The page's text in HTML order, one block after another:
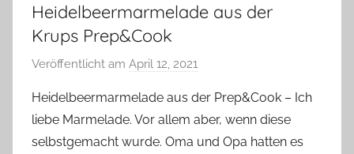
Heidelbeermarmelade aus der
Krups Prep&Cook
Veröffentlicht am April 12, 2021
n
Y
v
Heidelbeermarmelade aus der Prep&Cook – Ich
liebe Marmelade. Vor allem aber, wenn diese
selbstgemacht wurde. Oma und Opa hatten es